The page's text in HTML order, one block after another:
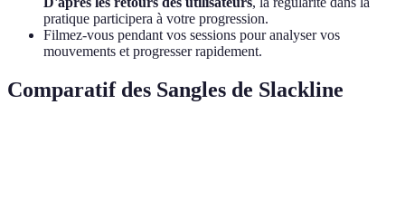
pratique participera à votre progression.
Filmez-vous pendant vos sessions pour analyser vos
mouvements et progresser rapidement.
Comparatif des Sangles de Slackline